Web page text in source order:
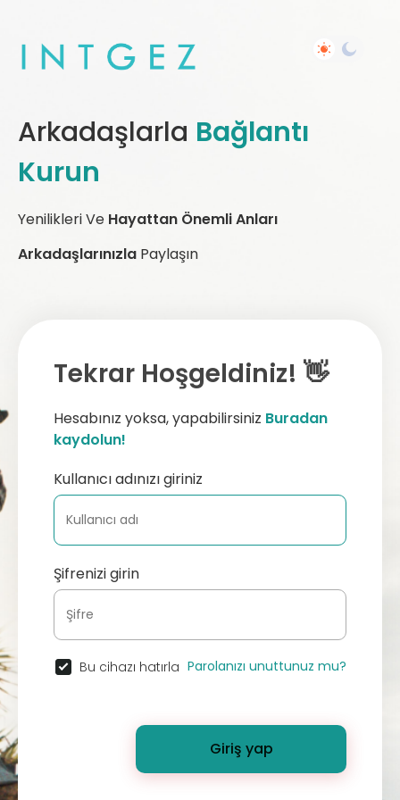
Arkadaşlarla Bağlantı
Kurun
Yenilikleri Ve Hayattan Önemli Anları
Arkadaşlarınızla Paylaşın
Tekrar Hoşgeldiniz! 👋
Hesabınız yoksa, yapabilirsiniz Buradan
kaydolun!
Kullanıcı adınızı giriniz
Şifrenizi girin
Bu cihazı hatırla Parolanızı unuttunuz mu?
Giriş yap